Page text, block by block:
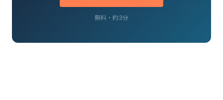
無料・約3分